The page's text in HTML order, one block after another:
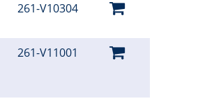
261-V10304
261-V11001